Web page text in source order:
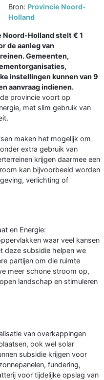
Bron: Provincie Noord-
Holland
Noord-Holland stelt € 1
de aanleg van
Gemeenten,
instellingen kunnen van 9
aanvraag indienen.
provincie voort op
met slim gebruik van
maken het mogelijk om
extra gebruik van
krijgen daarmee een
kan bijvoorbeeld worden
verlichting of
en Energie:
waar veel kansen
deze subsidie helpen we
partijen om die ruimte
meer schone stroom op,
landschap en stimuleren
van overkappingen
ook wel solar
subsidie krijgen voor
fundering,
voor tijdelijke opslag van